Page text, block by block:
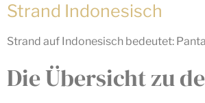
Strand Indonesisch
Strand auf Indonesisch bedeutet:
Die Übersicht zu